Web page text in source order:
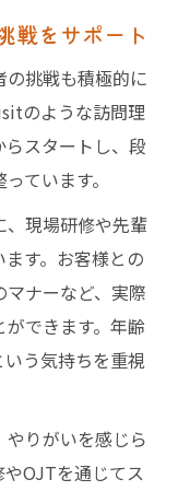
戦をサポート
挑戦も積極的に
のような訪問理
スタートし、段
ています。
、現場研修や先輩
す。お客様との
ナーなど、実際
できます。年齢
う気持ちを重視
りがいを感じら
OJTを通じてス